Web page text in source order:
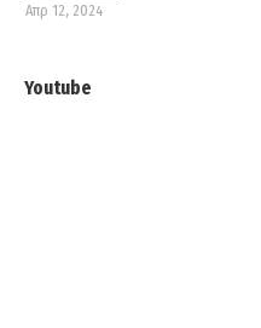
Απρ 12, 2024
Youtube